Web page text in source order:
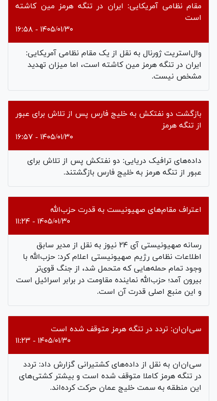
مقام نظامی آمریکایی: ایران در تنگه هرمز مین کاشته
است
۱۴۰۵/۰۱/۳۰ - ۱۶:۵۸
وال‌استریت ژورنال به نقل از یک مقام نظامی آمریکایی:
ایران در تنگه هرمز مین کاشته است، اما میزان تهدید
مشخص نیست.
بازگشت دو نفتکش به خلیج فارس پس از تلاش برای عبور
از تنگه هرمز
۱۴۰۵/۰۱/۳۰ - ۱۶:۵۷
داده‌های ترافیک دریایی: دو نفتکش پس از تلاش برای
عبور از تنگه هرمز به خلیج فارس بازگشتند.
اعتراف مقام‌های صهیونیست به قدرت حزب‌الله
۱۴۰۵/۰۱/۳۰ - ۱۱:۲۴
رسانه صهیونیستی آی ۲۴ نیوز به نقل از مدیر سابق
اطلاعات نظامی رژیم صهیونیستی اعلام کرد: حزب‌الله با
وجود تمام حمله‌هایی که متحمل شد، از جنگ قوی‌تر
بیرون آمد؛ حزب‌الله نماینده مقاومت در برابر اسرائیل است
و این منبع اصلی قدرت آن است.
سی‌ان‌ان: تردد در تنگه هرمز متوقف شده است
۱۴۰۵/۰۱/۳۰ - ۱۱:۲۳
سی‌ان‌ان به نقل از داده‌های کشتیرانی گزارش داد: تردد
در تنگه هرمز کاملا متوقف شده است و بیشتر کشتی‌های
این منطقه به سمت خلیج عمان حرکت کرده‌اند.